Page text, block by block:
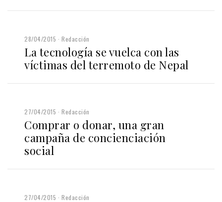
28/04/2015 Redacción
La tecnología se vuelca con las
víctimas del terremoto de Nepal
27/04/2015 Redacción
Comprar o donar, una gran
campaña de concienciación
social
27/04/2015 Redacción